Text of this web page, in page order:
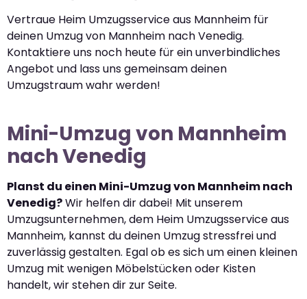
Vertraue Heim Umzugsservice aus Mannheim für
deinen Umzug von Mannheim nach Venedig.
Kontaktiere uns noch heute für ein unverbindliches
Angebot und lass uns gemeinsam deinen
Umzugstraum wahr werden!
Mini-Umzug von Mannheim
nach Venedig
Planst du einen Mini-Umzug von Mannheim nach
Venedig?Wir helfen dir dabei! Mit unserem
Umzugsunternehmen, dem Heim Umzugsservice aus
Mannheim, kannst du deinen Umzug stressfrei und
zuverlässig gestalten. Egal ob es sich um einen kleinen
Umzug mit wenigen Möbelstücken oder Kisten
handelt, wir stehen dir zur Seite.